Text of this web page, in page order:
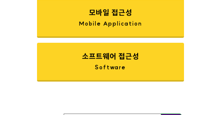
모바일 접근성
Mobile Application
소프트웨어 접근성
Software